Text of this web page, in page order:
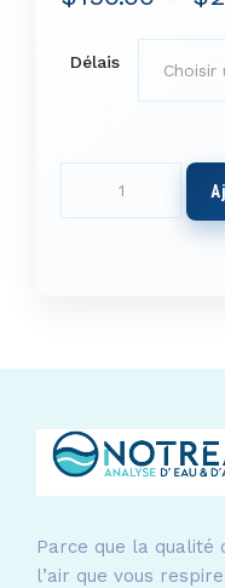
Délais
Parce que la qualité
l’air que vous